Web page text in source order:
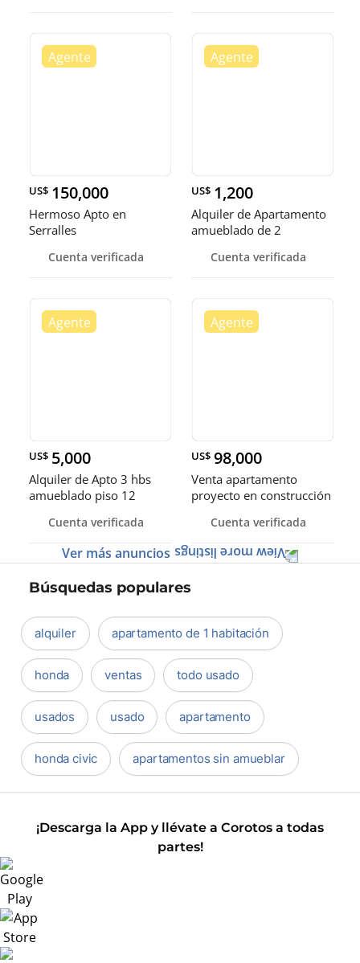
US$ 150,000
Hermoso Apto en
Serralles
Cuenta verificada
US$ 1,200
Alquiler de Apartamento
amueblado de 2
Paraiso.
Cuenta verificada
US$ 5,000
Alquiler de Apto 3 hbs
amueblado piso 12
Cuenta verificada
US$ 98,000
Venta apartamento
proyecto en construcción
Cuenta verificada
Ver más anuncios
Búsquedas populares
alquiler apartamento de 1 habitación
honda ventas todo usado
usados usado apartamento
honda civic apartamentos sin amueblar
¡Descarga la App y llévate a Corotos a todas
partes!